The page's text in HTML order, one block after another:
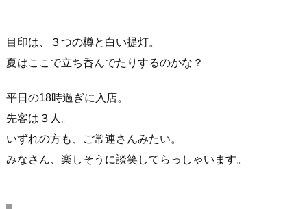
目印は、３つの樽と白い提灯。
夏はここで立ち呑んでたりするのかな？
平日の18時過ぎに入店。
先客は３人。
いずれの方も、ご常連さんみたい。
みなさん、楽しそうに談笑してらっしゃいます。